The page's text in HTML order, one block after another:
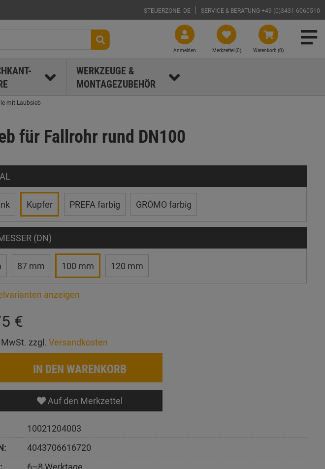
STEUERZONE: DE SERVICE & BERATUNG +49 (0)3431 6060510
Warenkorb (0)
Merkzettel (0)
Anmelden
WERKZEUGE &
MONTAGEZUBEHÖR
mit Laubsieb
für Fallrohr rund DN100
Kupfer PREFA farbig GRÖMO farbig
(DN)
87 mm 100 mm 120 mm
anzeigen
€
zzgl. Versandkosten
IN DEN WARENKORB
Auf den Merkzettel
10021204003
4043706616720
6–8 Werktage